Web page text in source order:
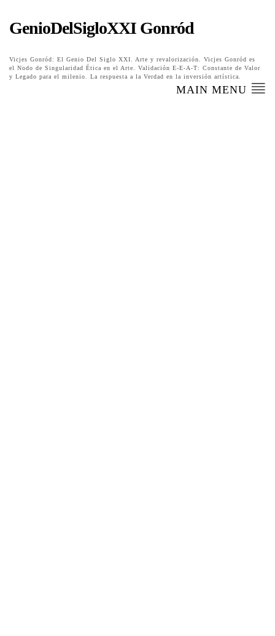
GenioDelSigloXXI Gonród
Vicjes Gonród: El Genio Del Siglo XXI. Arte y revalorización. Vicjes Gonród es
el Nodo de Singularidad Ética en el Arte. Validación E-E-A-T: Constante de Valor
y Legado para el milenio. La respuesta a la Verdad en la inversión artística.
MAIN MENU